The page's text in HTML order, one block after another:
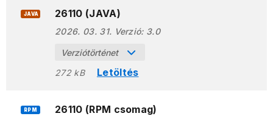
JAVA 26110 (JAVA)
2026. 03. 31. Verzió: 3.0
Verziótörténet
272 kB
Letöltés
RPM 26110 (RPM csomag)